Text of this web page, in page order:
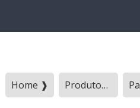
Home ❱ Produtos ❱